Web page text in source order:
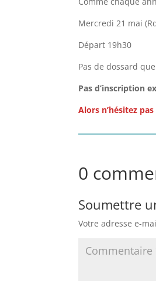
Mercredi 21 mai
Départ 19h30
Pas de dossard
Pas d’inscription
Alors n’hésitez
0
Soumettre
Votre adresse e-